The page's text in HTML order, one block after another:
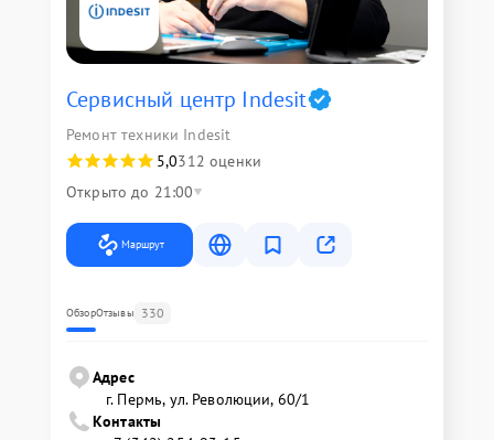
Сервисный центр Indesit
Ремонт техники Indesit
5,0312 оценки
Открыто до 21:00
Маршрут
ОбзорОтзывы 330
Адрес
г. Пермь, ул. ​Революции, 60/1
Контакты